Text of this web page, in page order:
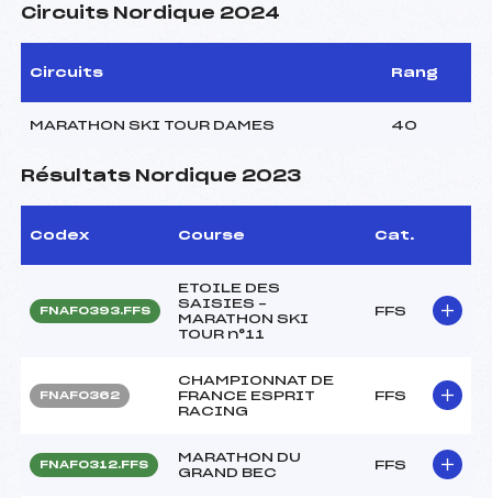
Circuits Nordique 2024
Circuits Rang
MARATHON SKI TOUR DAMES 40
Résultats Nordique 2023
Codex Course Cat.
FNAF0393.FFS
ETOILE DES
SAISIES –
MARATHON SKI
TOUR n°11
FFS
FNAF0362
CHAMPIONNAT DE
FRANCE ESPRIT
RACING
FFS
FNAF0312.FFS
MARATHON DU
GRAND BEC
FFS